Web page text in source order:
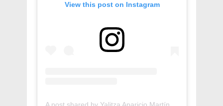
View this post on Instagram